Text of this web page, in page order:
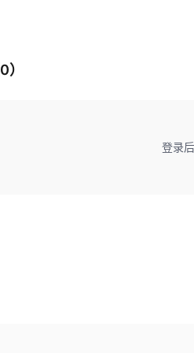
0）
登录